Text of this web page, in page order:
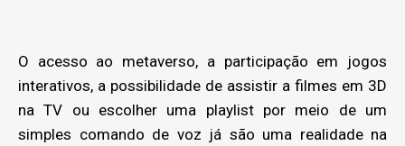
O acesso ao metaverso, a participação em jogos
interativos, a possibilidade de assistir a filmes em 3D
na TV ou escolher uma playlist por meio de um
simples comando de voz já são uma realidade na